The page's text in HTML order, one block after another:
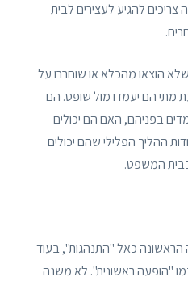
להגיע לעצירים לבית
הוצאו מהכלא או שוחררו על
מתי הם יעמדו מול שופט. הם
בפניהם, האם הם יכולים
ההליך הפלילי שהם יכולים
המשפט.
הראשונה כאל "התנהגות", בעוד
"הופעה ראשונית". לא משנה